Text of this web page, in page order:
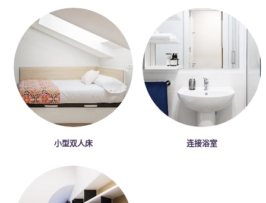
小型双人床 连接浴室